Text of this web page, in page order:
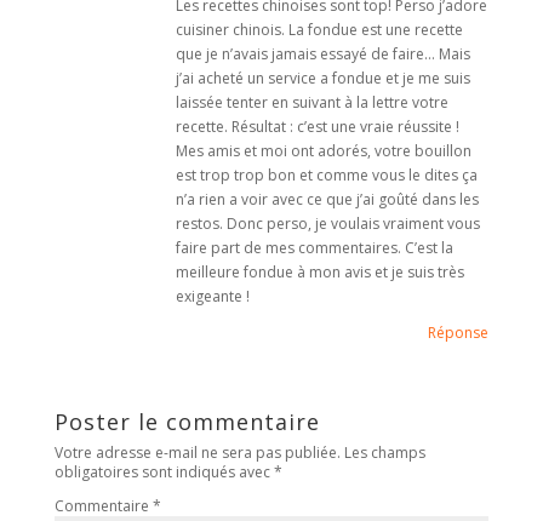
Les recettes chinoises sont top! Perso j’adore
cuisiner chinois. La fondue est une recette
que je n’avais jamais essayé de faire… Mais
j’ai acheté un service a fondue et je me suis
laissée tenter en suivant à la lettre votre
recette. Résultat : c’est une vraie réussite !
Mes amis et moi ont adorés, votre bouillon
est trop trop bon et comme vous le dites ça
n’a rien a voir avec ce que j’ai goûté dans les
restos. Donc perso, je voulais vraiment vous
faire part de mes commentaires. C’est la
meilleure fondue à mon avis et je suis très
exigeante !
Réponse
Poster le commentaire
Votre adresse e-mail ne sera pas publiée. Les champs
obligatoires sont indiqués avec*
Commentaire *